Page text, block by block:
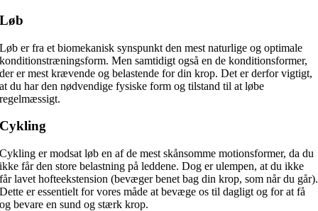
Løb
Løb er fra et biomekanisk synspunkt den mest naturlige og optimale
konditionstræningsform. Men samtidigt også en de konditionsformer,
der er mest krævende og belastende for din krop. Det er derfor vigtigt,
at du har den nødvendige fysiske form og tilstand til at løbe
regelmæssigt.
Cykling
Cykling er modsat løb en af de mest skånsomme motionsformer, da du
ikke får den store belastning på leddene. Dog er ulempen, at du ikke
får lavet hofteekstension (bevæger benet bag din krop, som når du går).
Dette er essentielt for vores måde at bevæge os til dagligt og for at få
og bevare en sund og stærk krop.